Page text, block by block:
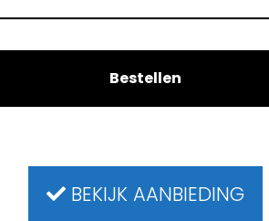
Bestellen
BEKIJK AANBIEDING